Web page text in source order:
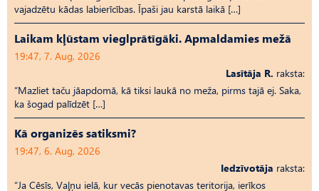
vajadzētu kādas labierīcības. Īpaši jau karstā laikā […]
Laikam kļūstam vieglprātīgāki. Apmaldamies mežā
19:47, 7. Aug, 2026
Lasītāja R. raksta:
“Mazliet taču jāapdomā, kā tiksi laukā no meža, pirms tajā ej. Saka,
ka šogad palīdzēt […]
Kā organizēs satiksmi?
19:47, 6. Aug, 2026
Iedzīvotāja raksta:
“Ja Cēsīs, Vaļņu ielā, kur vecās pienotavas teritorija, ierīkos